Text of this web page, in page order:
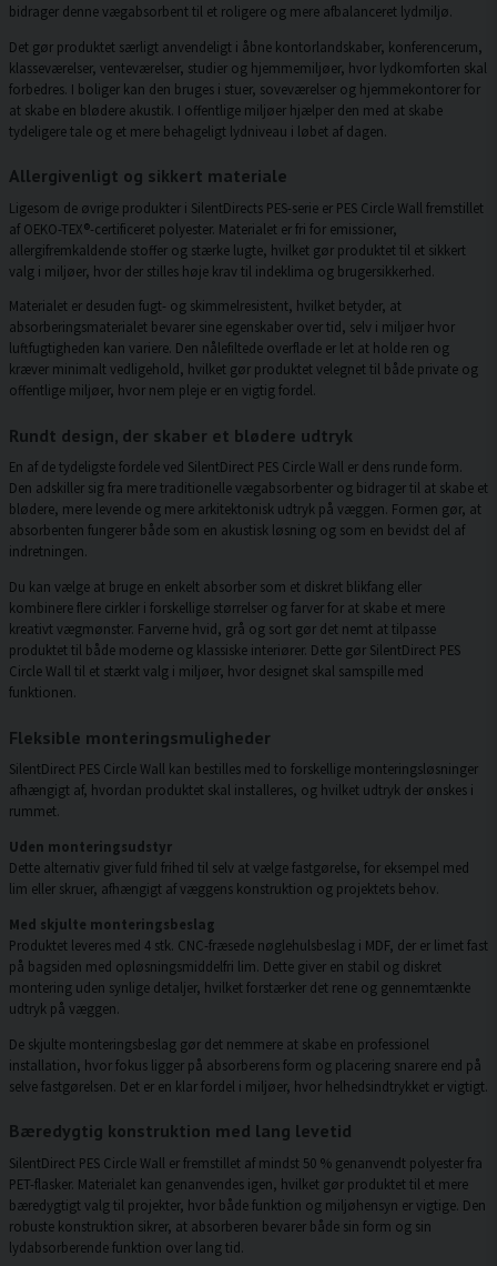
bidrager denne vægabsorbent til et roligere og mere afbalanceret lydmiljø.
Det gør produktet særligt anvendeligt i åbne kontorlandskaber, konferencerum,
klasseværelser, venteværelser, studier og hjemmemiljøer, hvor lydkomforten skal
forbedres. I boliger kan den bruges i stuer, soveværelser og hjemmekontorer for
at skabe en blødere akustik. I offentlige miljøer hjælper den med at skabe
tydeligere tale og et mere behageligt lydniveau i løbet af dagen.
Allergivenligt og sikkert materiale
Ligesom de øvrige produkter i SilentDirects PES-serie er PES Circle Wall fremstillet
af OEKO-TEX®-certificeret polyester. Materialet er fri for emissioner,
allergifremkaldende stoffer og stærke lugte, hvilket gør produktet til et sikkert
valg i miljøer, hvor der stilles høje krav til indeklima og brugersikkerhed.
Materialet er desuden fugt- og skimmelresistent, hvilket betyder, at
absorberingsmaterialet bevarer sine egenskaber over tid, selv i miljøer hvor
luftfugtigheden kan variere. Den nålefiltede overflade er let at holde ren og
kræver minimalt vedligehold, hvilket gør produktet velegnet til både private og
offentlige miljøer, hvor nem pleje er en vigtig fordel.
Rundt design, der skaber et blødere udtryk
En af de tydeligste fordele ved SilentDirect PES Circle Wall er dens runde form.
Den adskiller sig fra mere traditionelle vægabsorbenter og bidrager til at skabe et
blødere, mere levende og mere arkitektonisk udtryk på væggen. Formen gør, at
absorbenten fungerer både som en akustisk løsning og som en bevidst del af
indretningen.
Du kan vælge at bruge en enkelt absorber som et diskret blikfang eller
kombinere flere cirkler i forskellige størrelser og farver for at skabe et mere
kreativt vægmønster. Farverne hvid, grå og sort gør det nemt at tilpasse
produktet til både moderne og klassiske interiører. Dette gør SilentDirect PES
Circle Wall til et stærkt valg i miljøer, hvor designet skal samspille med
funktionen.
Fleksible monteringsmuligheder
SilentDirect PES Circle Wall kan bestilles med to forskellige monteringsløsninger
afhængigt af, hvordan produktet skal installeres, og hvilket udtryk der ønskes i
rummet.
Uden monteringsudstyr
Dette alternativ giver fuld frihed til selv at vælge fastgørelse, for eksempel med
lim eller skruer, afhængigt af væggens konstruktion og projektets behov.
Med skjulte monteringsbeslag
Produktet leveres med 4 stk. CNC-fræsede nøglehulsbeslag i MDF, der er limet fast
på bagsiden med opløsningsmiddelfri lim. Dette giver en stabil og diskret
montering uden synlige detaljer, hvilket forstærker det rene og gennemtænkte
udtryk på væggen.
De skjulte monteringsbeslag gør det nemmere at skabe en professionel
installation, hvor fokus ligger på absorberens form og placering snarere end på
selve fastgørelsen. Det er en klar fordel i miljøer, hvor helhedsindtrykket er vigtigt.
Bæredygtig konstruktion med lang levetid
SilentDirect PES Circle Wall er fremstillet af mindst 50 % genanvendt polyester fra
PET-flasker. Materialet kan genanvendes igen, hvilket gør produktet til et mere
bæredygtigt valg til projekter, hvor både funktion og miljøhensyn er vigtige. Den
robuste konstruktion sikrer, at absorberen bevarer både sin form og sin
lydabsorberende funktion over lang tid.